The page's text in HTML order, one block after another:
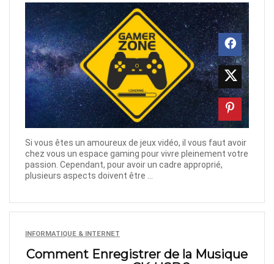
Si vous êtes un amoureux de jeux vidéo, il vous faut avoir
chez vous un espace gaming pour vivre pleinement votre
passion. Cependant, pour avoir un cadre approprié,
plusieurs aspects doivent être ...
INFORMATIQUE & INTERNET
Comment Enregistrer de la Musique